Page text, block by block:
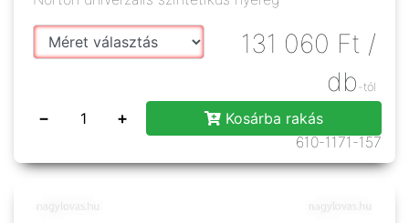
131 060 Ft /
db -tól
− +
Kosárba rakás
610-1171-157